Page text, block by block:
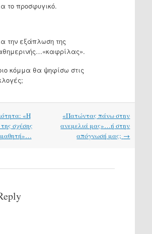
το προσφυγικό.
την εξάπλωση της
κόμμα θα ψηφίσω στις
«Η
σχέσης
«Πατώντας πάνω στην
ανεμελιά μας»…ή στην
απόγνωσή μας; →